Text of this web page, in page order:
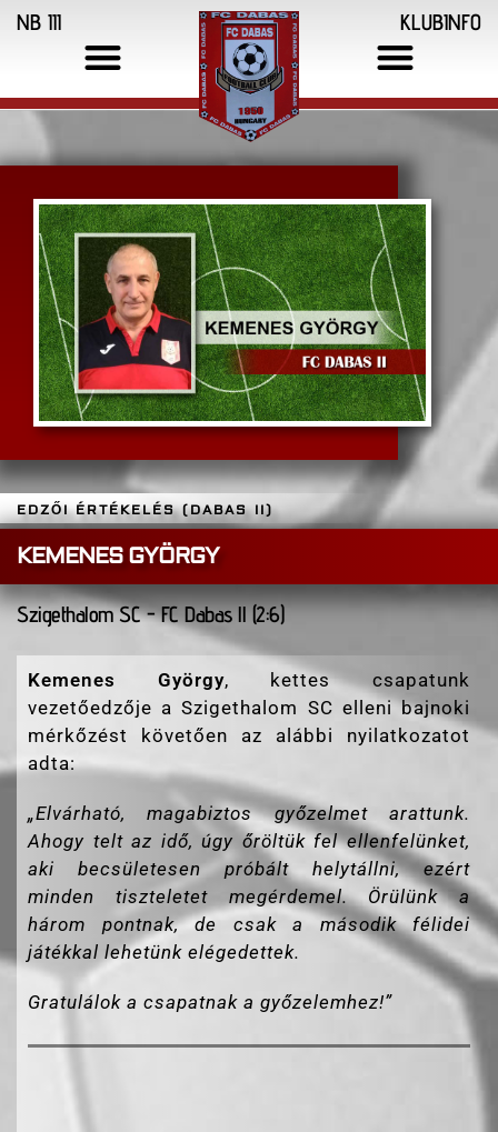
NB III KLUBINFO
EDZŐI ÉRTÉKELÉS (DABAS II)
KEMENES GYÖRGY
Szigethalom SC - FC Dabas ll (2:6)
Kemenes György, kettes csapatunk
vezetőedzője a Szigethalom SC elleni bajnoki
mérkőzést követően az alábbi nyilatkozatot
adta:
„Elvárható, magabiztos győzelmet arattunk.
Ahogy telt az idő, úgy őröltük fel ellenfelünket,
aki becsületesen próbált helytállni, ezért
minden tiszteletet megérdemel. Örülünk a
három pontnak, de csak a második félidei
játékkal lehetünk elégedettek.
Gratulálok a csapatnak a győzelemhez!”